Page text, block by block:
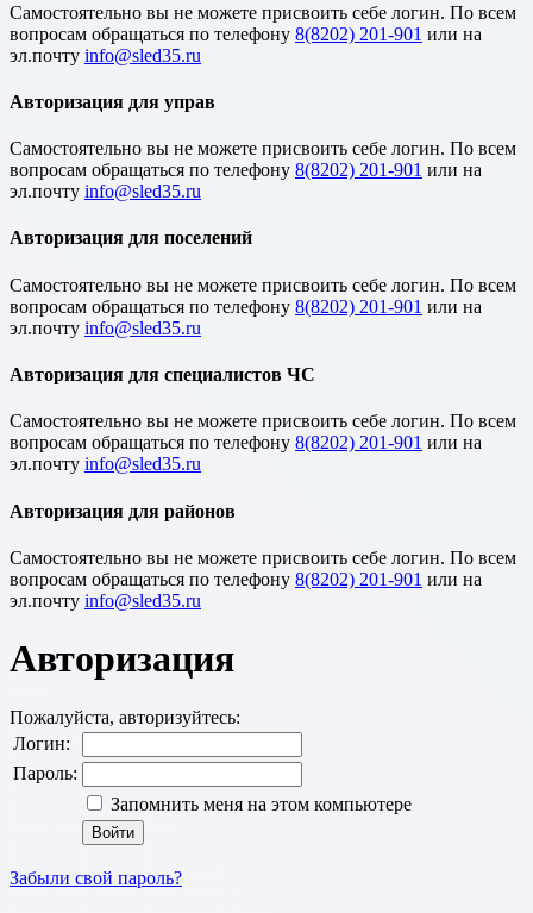
Cамостоятельно вы не можете присвоить себе логин. По всем
вопросам обращаться по телефону 8(8202) 201-901 или на
эл.почту
Авторизация для управ
Cамостоятельно вы не можете присвоить себе логин. По всем
вопросам обращаться по телефону 8(8202) 201-901 или на
эл.почту
Авторизация для поселений
Cамостоятельно вы не можете присвоить себе логин. По всем
вопросам обращаться по телефону 8(8202) 201-901 или на
эл.почту
Авторизация для специалистов ЧС
Cамостоятельно вы не можете присвоить себе логин. По всем
вопросам обращаться по телефону 8(8202) 201-901 или на
эл.почту
Авторизация для районов
Cамостоятельно вы не можете присвоить себе логин. По всем
вопросам обращаться по телефону 8(8202) 201-901 или на
эл.почту
Авторизация
Пожалуйста, авторизуйтесь:
Логин:
Пароль:
Запомнить меня на этом компьютере
Забыли свой пароль?